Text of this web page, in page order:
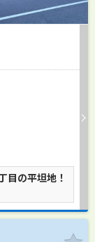
目の平坦地！